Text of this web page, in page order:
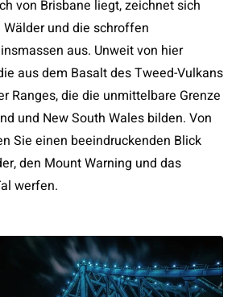
von Brisbane liegt, zeichnet sich
und die schroffen
aus. Unweit von hier
aus dem Basalt des Tweed-Vulkans
Ranges, die die unmittelbare Grenze
und New South Wales bilden. Von
Sie einen beeindruckenden Blick
den Mount Warning und das
werfen.